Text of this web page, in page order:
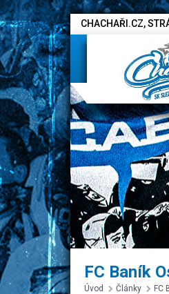
CHACHAŘI.CZ,
FC Baník
Úvod Články FC